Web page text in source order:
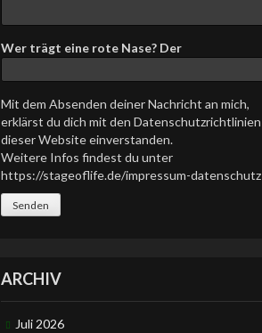
F
d
l
e
e
r
.
Wer trägt eine rote Nase? Der
Mit dem Absenden deiner Nachricht an mich,
erklärst du dich mit den Datenschutzrichtlinien
dieser Website einverstanden.
Weitere Infos findest du unter
https://stageoflife.de/impressum-datenschutz
ARCHIV
Juli 2026